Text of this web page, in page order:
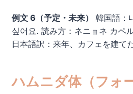
例文 6（予定・未来）
韓国語：
싶어요. 読み方：ネニョネ カペ
日本語訳：来年、カフェを建て
ハムニダ体（フォ